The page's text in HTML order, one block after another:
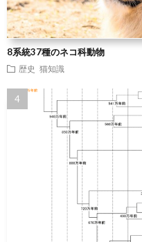
8系統37種のネコ科動物
歴史 猫知識